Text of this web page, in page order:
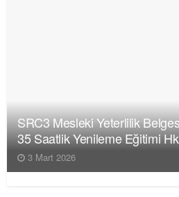
SRC3 Mesleki Yeterlilik
35 Saatlik Yenileme Eğitimi
3 Mart 2026